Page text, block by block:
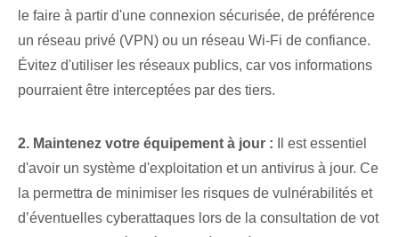
le faire à partir d'une connexion sécurisée, de préférence
un réseau privé (VPN) ou un réseau Wi-Fi de confiance.
Évitez d'utiliser les réseaux publics, car vos informations
pourraient être interceptées par des tiers.
2. Maintenez votre équipement à jour : Il est essentiel
d'avoir un système d'exploitation et un antivirus à jour. Ce
la permettra de minimiser les risques de vulnérabilités et
d’éventuelles cyberattaques lors de la consultation de vot